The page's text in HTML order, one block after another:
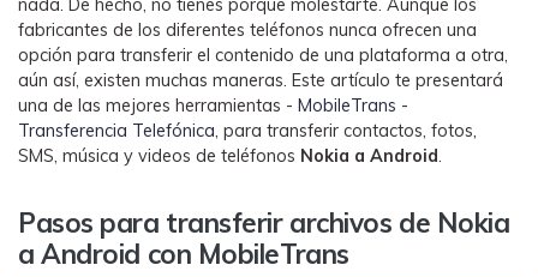
WhatsApp.
Transferencia de Datos de un
Celular a Otro
Transfiere contactos, fotos, música,
PC.
nada. De hecho, no tienes porque molestarte. Aunque los
fabricantes de los diferentes teléfonos nunca ofrecen una
opción para transferir el contenido de una plataforma a otra,
aún así, existen muchas maneras. Este artículo te presentará
una de las mejores herramientas - MobileTrans -
Transferencia Telefónica, para transferir contactos, fotos,
SMS, música y videos de teléfonos Nokia a Android.
Pasos para transferir archivos de Nokia
a Android con MobileTrans